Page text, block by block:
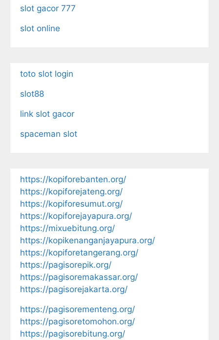
slot gacor 777
slot online
toto slot login
slot88
link slot gacor
spaceman slot
https://kopiforebanten.org/
https://kopiforejateng.org/
https://kopiforesumut.org/
https://kopiforejayapura.org/
https://mixuebitung.org/
https://kopikenanganjayapura.org/
https://kopiforetangerang.org/
https://pagisorepik.org/
https://pagisoremakassar.org/
https://pagisorejakarta.org/
https://pagisorementeng.org/
https://pagisoretomohon.org/
https://pagisorebitung.org/